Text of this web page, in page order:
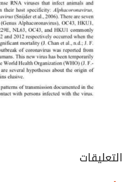
التعليقات